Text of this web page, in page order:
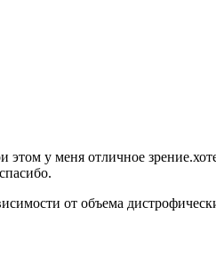
этом у меня отличное
от объема